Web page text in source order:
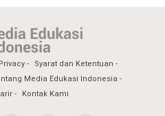
Syarat dan Ketentuan
Media Edukasi Indonesia
Kontak Kami